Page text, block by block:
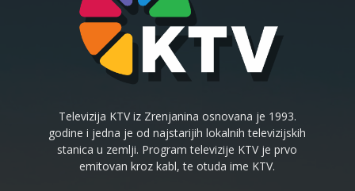
Televizija KTV iz Zrenjanina osnovana je 1993.
godine i jedna je od najstarijih lokalnih televizijskih
stanica u zemlji. Program televizije KTV je prvo
emitovan kroz kabl, te otuda ime KTV.